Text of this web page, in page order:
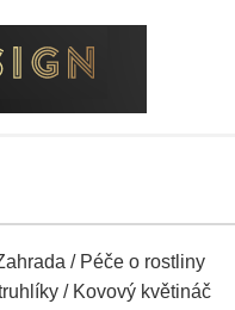
/ Péče o rostliny
/ Kovový květináč